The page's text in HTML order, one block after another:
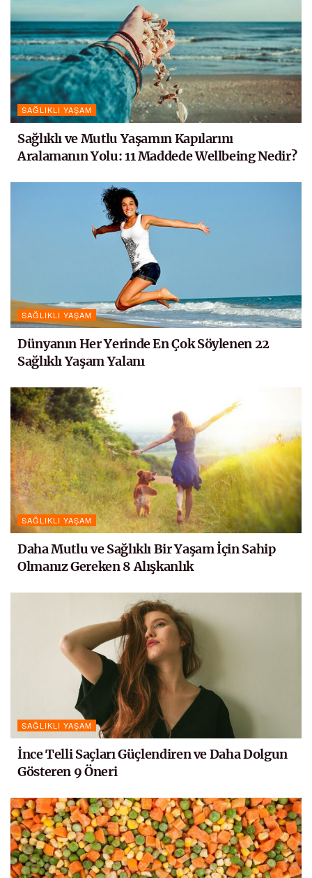
SAĞLIKLI YAŞAM
Sağlıklı ve Mutlu Yaşamın Kapılarını
Aralamanın Yolu: 11 Maddede Wellbeing Nedir?
SAĞLIKLI YAŞAM
Dünyanın Her Yerinde En Çok Söylenen 22
Sağlıklı Yaşam Yalanı
SAĞLIKLI YAŞAM
Daha Mutlu ve Sağlıklı Bir Yaşam İçin Sahip
Olmanız Gereken 8 Alışkanlık
SAĞLIKLI YAŞAM
İnce Telli Saçları Güçlendiren ve Daha Dolgun
Gösteren 9 Öneri